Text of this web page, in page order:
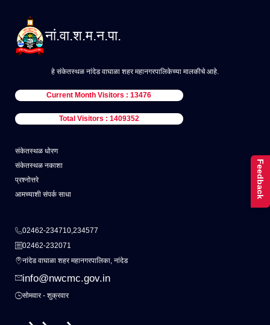
नां.वा.श.म.न.पा.
हे संकेतस्थळ नांदेड वाघाळा शहर महानगरपालिकेच्या मालकीचे आहे.
Current Month Visitors : 13476
Total Visitors : 1409352
संकेतस्थळ धोरण
संकेतस्थळ नकाशा
प्रश्नोत्तरे
आमच्याशी संपर्क साधा
02462-234710,234577
02462-232071
नांदेड वाघाळा शहर महानगरपालिका, नांदेड
info@nwcmc.gov.in
सोमवार - शुक्रवार
Feedback